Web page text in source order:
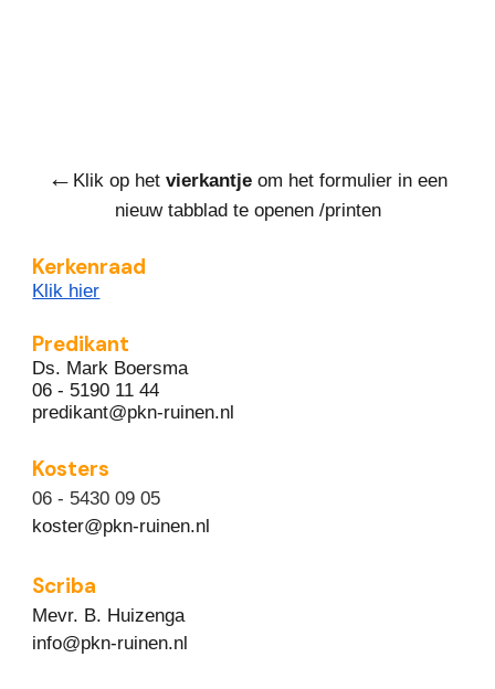
← Klik op het vierkantje om het formulier in een
nieuw tabblad te openen/printen
Kerkenraad
Klik hier
Predikant
Ds. Mark Boersma
06 - 5190 11 44
predikant@pkn-ruinen.nl
Kosters
06 - 5430 09 05
koster@pkn-ruinen.nl
Scriba
Mevr. B. Huizenga
info@pkn-ruinen.nl